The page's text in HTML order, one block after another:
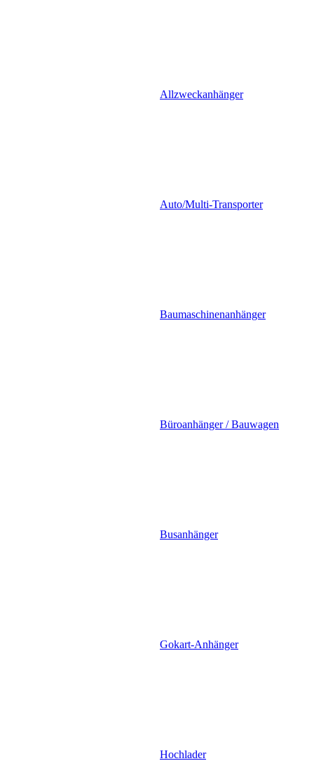
Allzweckanhänger
Auto/Multi-Transporter
Baumaschinenanhänger
Büroanhänger / Bauwagen
Busanhänger
Gokart-Anhänger
Hochlader